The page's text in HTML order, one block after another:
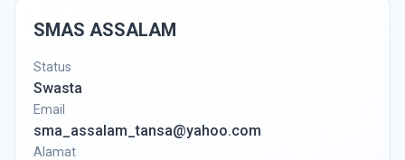
SMAS ASSALAM
Status
Swasta
Email
sma_assalam_tansa@yahoo.com
Alamat